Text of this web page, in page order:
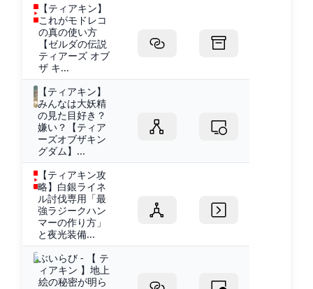
【ティアキン】
これがモドレコ
の真の使い方
【ゼルダの伝説
ティアーズ オブ
ザ キ...
【ティアキン】
みんなは大妖精
の見た目好き？
嫌い？【ティア
ーズオブザキン
グダム】...
【ティアキン攻
略】白銀ライネ
ル討伐専用「最
強ラジークハン
マーの作り方」
と夜光装備...
ぶいらび - 【 テ
ィアキン 】地上
絵の秘密が明ら